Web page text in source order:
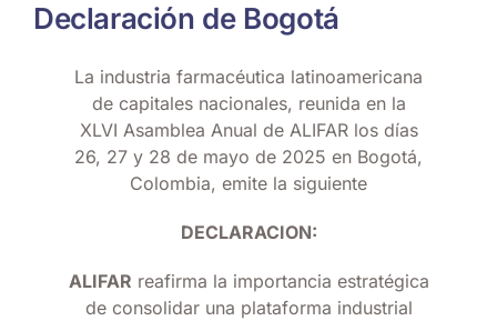
Declaración de Bogotá
La industria farmacéutica latinoamericana
de capitales nacionales, reunida en la
XLVI Asamblea Anual de ALIFAR los días
26, 27 y 28 de mayo de 2025 en Bogotá,
Colombia, emite la siguiente
DECLARACION:
ALIFAR reafirma la importancia estratégica
de consolidar una plataforma industrial